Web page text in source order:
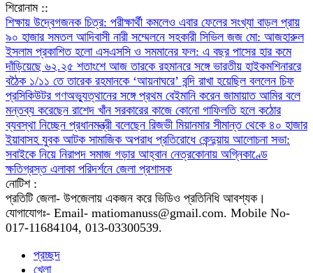
শিরোনাম ::
শিক্ষায় উদ্বেগজনক চিত্র: পরীক্ষার্থী কমলেও এবার ফেলের সংখ্যা বাড়ল প্রায়
৯০ হাজার সমতল আদিবাসী নারী সম্মেলনে সহকারী সিভিল জজ মো: আজহারুল
ইসলাম প্রকাশিত হলো এসএসসি ও সমমানের ফল: এ বছর পাসের হার কমে
দাঁড়িয়েছে ৬২.২৫ শতাংশে আজ তারকে রহমানরে সঙ্গে ভারতীয় হাইকমশিনাররে
বঠৈক ১/১১ তে তারেক রহমানকে ‘আয়নাঘরে’ বন্দি রাখা হয়েছিল বললেন চিফ
প্রসিকিউটর গণঅভ্যুত্থানের সঙ্গে প্রথম বেইমানি করেন জামায়াত আমির বলে
মন্তব্য করেছেন রাশেদ খাঁন সরকারের কাজে কোনো গাফিলতি হলে কঠোর
ব্যবস্থা নিচ্ছেন প্রধানমন্ত্রী বলেছেন রিজভী মিয়ানমার সীমান্ত থেকে ৪০ হাজার
ইয়াবাসহ যুবক আটক সামাজিক অপরাধ প্রতিরোধে কেন্দুয়ায় আলোচনা সভা:
সবাইকে নিয়ে নিরাপদ সমাজ গড়ার আহ্বান নেত্রকোনায় অগ্নিকাণ্ডে
ক্ষতিগ্রস্ত এলাকা পরিদর্শনে জেলা প্রশাসক
নোটিশ :
প্রতিটি জেলা- উপজেলায় একজন করে ভিডিও প্রতিনিধি আবশ্যক।
যোগাযোগঃ- Email- matiomanuss@gmail.com. Mobile No-
017-11684104, 013-03300539.
প্রচ্ছদ
খেলা